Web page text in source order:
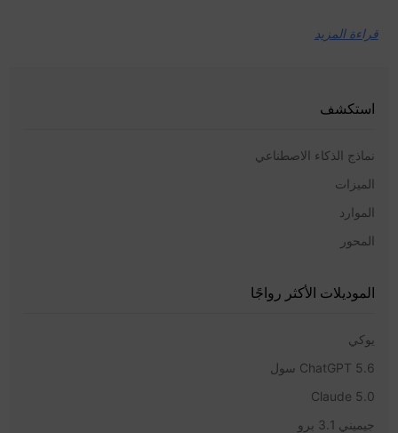
قراءة المزيد
استكشف
نماذج الذكاء الاصطناعي
الميزات
الموارد
المحور
الموديلات الأكثر رواجًا
يوكي
ChatGPT 5.6 سول
Claude 5.0
جيميني 3.1 برو